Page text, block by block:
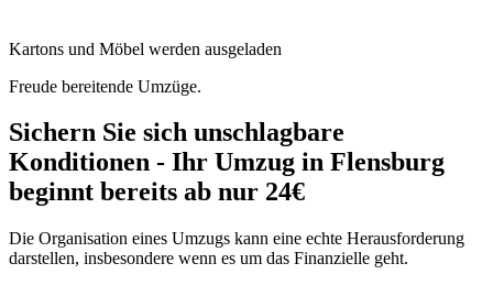
Kartons und Möbel werden ausgeladen
Freude bereitende Umzüge.
Sichern Sie sich unschlagbare
Konditionen - Ihr Umzug in Flensburg
beginnt bereits ab nur 24€
Die Organisation eines Umzugs kann eine echte Herausforderung
darstellen, insbesondere wenn es um das Finanzielle geht.